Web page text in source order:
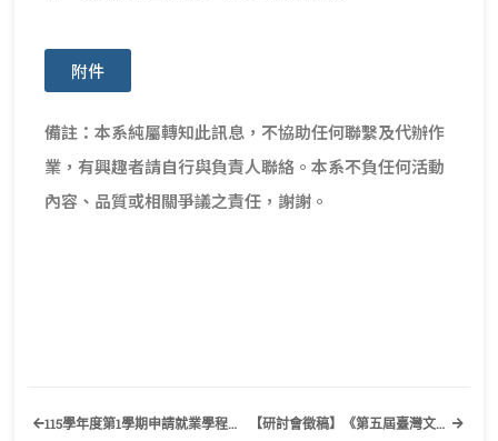
附件
備註：本系純屬轉知此訊息，不協助任何聯繫及代辦作
業，有興趣者請自行與負責人聯絡。本系不負任何活動
內容、品質或相關爭議之責任，謝謝。
115學年度第1學期申請就業學程作業公告 【研討會徵稿】《第五屆臺灣文學外譯國際學術研討會》國立臺灣文學館、國立臺灣大學文學院